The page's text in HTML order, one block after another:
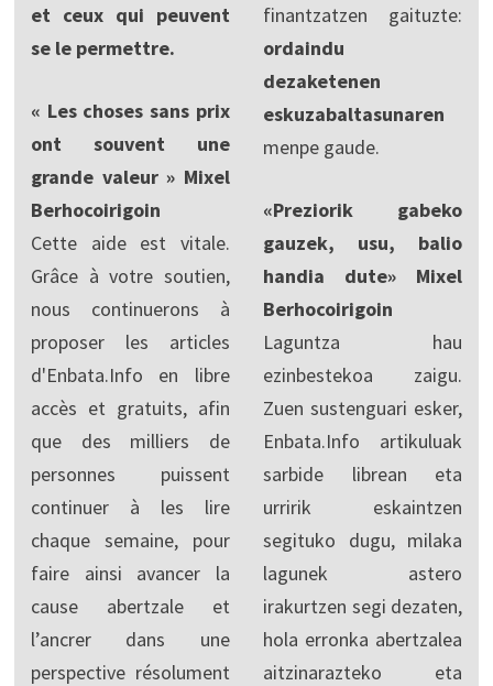
et ceux qui peuvent
se le permettre.
« Les choses sans prix
ont souvent une
grande valeur » Mixel
Berhocoirigoin
Cette aide est vitale.
Grâce à votre soutien,
nous continuerons à
proposer les articles
d'Enbata.Info en libre
accès et gratuits, afin
que des milliers de
personnes puissent
continuer à les lire
chaque semaine, pour
faire ainsi avancer la
cause abertzale et
l’ancrer dans une
perspective résolument
finantzatzen gaituzte:
ordaindu
dezaketenen
eskuzabaltasunaren
menpe gaude.
«Preziorik gabeko
gauzek, usu, balio
handia dute» Mixel
Berhocoirigoin
Laguntza hau
ezinbestekoa zaigu.
Zuen sustenguari esker,
Enbata.Info artikuluak
sarbide librean eta
urririk eskaintzen
segituko dugu, milaka
lagunek astero
irakurtzen segi dezaten,
hola erronka abertzalea
aitzinarazteko eta